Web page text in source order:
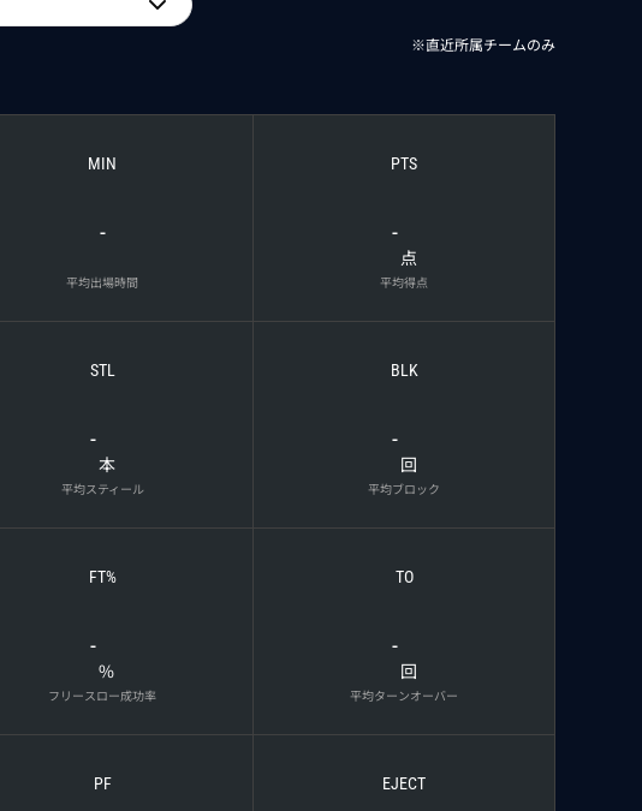
※直近所属チームのみ
MIN
-
平均出場時間
PTS
-
点
平均得点
STL
-
本
平均スティール
BLK
-
回
平均ブロック
FT%
-
%
フリースロー成功率
TO
-
回
平均ターンオーバー
PF EJECT